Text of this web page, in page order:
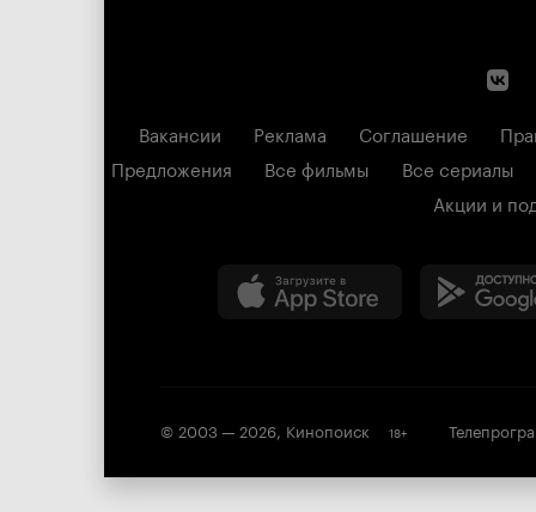
Вакансии Реклама Соглашение
Предложения
Все фильмы
Все сериалы
Акции и
© 2003 — 2026, Кинопоиск 18+